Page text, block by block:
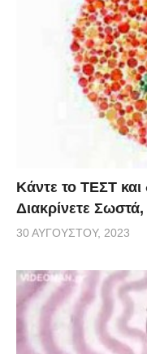
Κάντε το ΤΕΣΤ και
Διακρίνετε
30 ΑΥΓΟΎΣΤΟΥ, 2023